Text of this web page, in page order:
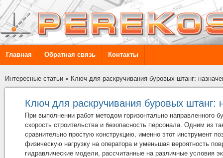
Главная Обратная связь Контакты
Интересные статьи » Ключ для раскручивания буровых штанг:
Ключ для раскручивания буровых
При выполнении работ методом горизонтально
скорость строительства и безопасность персонала. Одним из
сравнительно простую конструкцию, именно этот инструмент
физическую нагрузку на оператора и уменьшая вероятность
гидравлические модели, рассчитанные на различные условия